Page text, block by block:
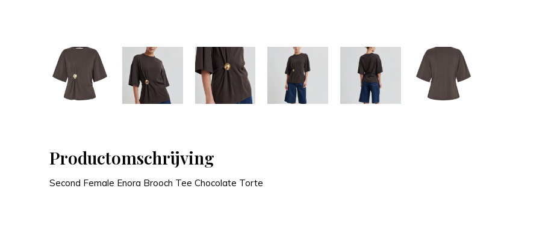
Productomschrijving
Second Female Enora Brooch Tee Chocolate Torte